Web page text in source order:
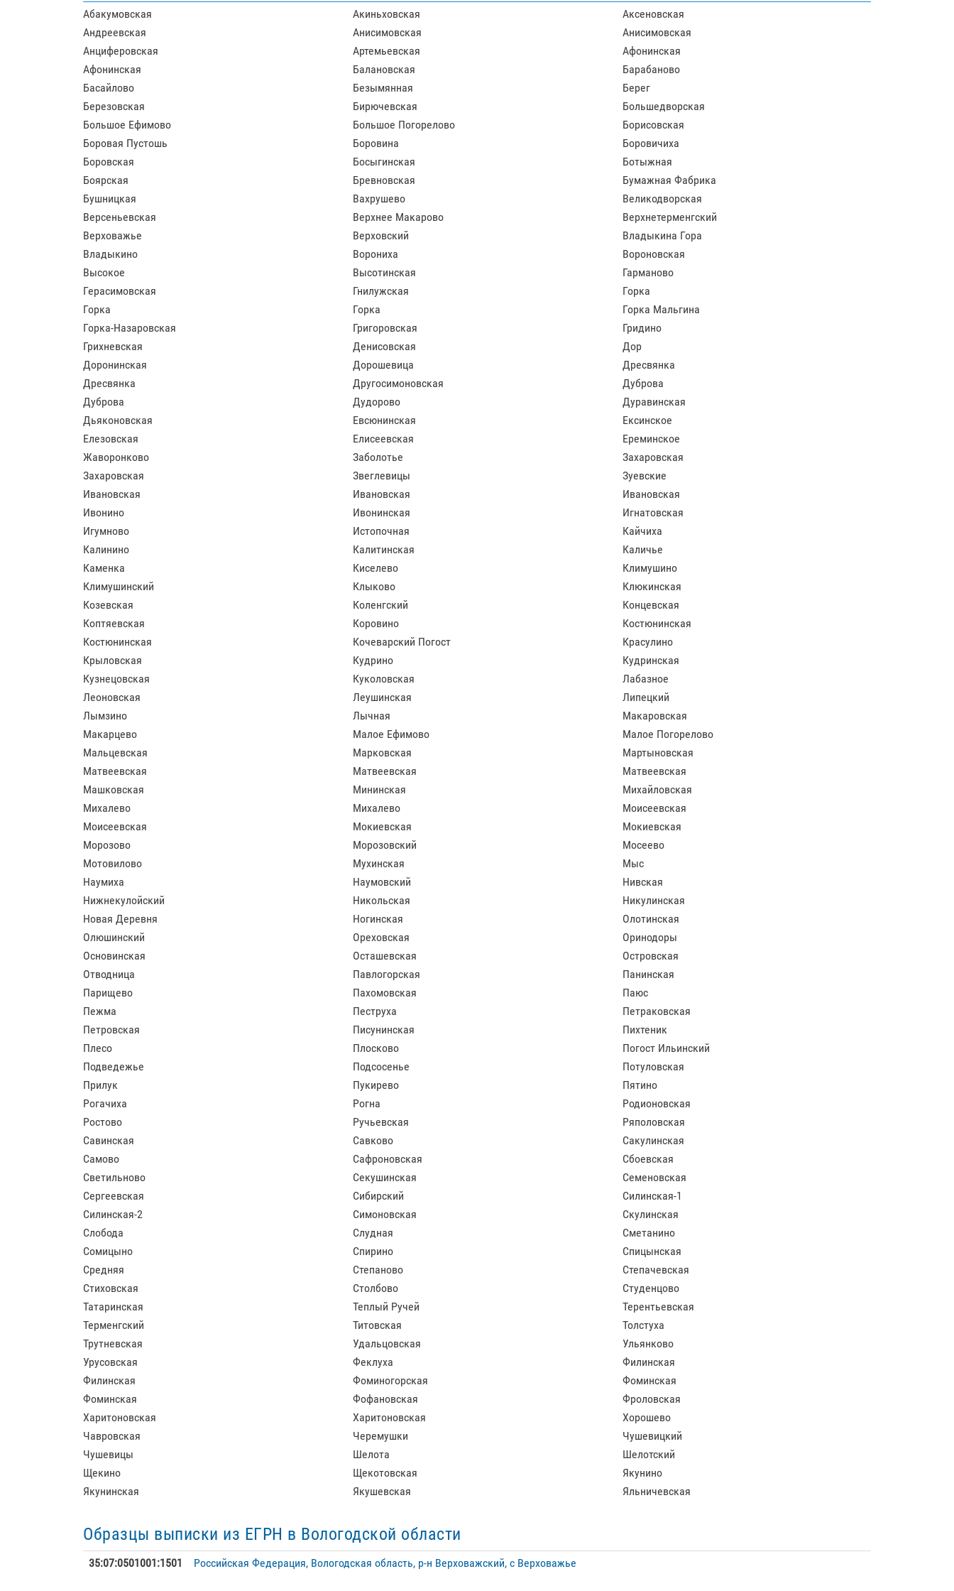
Абакумовская Акиньховская
Аксеновская
Андреевская
Анисимовская
Анисимовская
Анциферовская
Артемьевская
Афонинская
Афонинская
Балановская
Барабаново
Басайлово
Безымянная
Берег
Березовская
Бирючевская
Большедворская
Большое Ефимово
Большое Погорелово
Борисовская
Боровая Пустошь
Боровина
Боровичиха
Боровская
Босыгинская
Ботыжная
Боярская
Бревновская
Бумажная Фабрика
Бушницкая
Вахрушево
Великодворская
Версеньевская
Верхнее Макарово
Верхнетерменгский
Верховажье
Верховский
Владыкина Гора
Владыкино
Ворониха
Вороновская
Высокое
Высотинская
Гарманово
Герасимовская
Гнилужская
Горка
Горка
Горка
Горка Мальгина
Горка-Назаровская
Григоровская
Гридино
Грихневская
Денисовская
Дор
Доронинская
Дорошевица
Дресвянка
Дресвянка
Другосимоновская
Дуброва
Дуброва
Дудорово
Дуравинская
Дьяконовская
Евсюнинская
Ексинское
Елезовская
Елисеевская
Ереминское
Жаворонково
Заболотье
Захаровская
Захаровская
Звеглевицы
Зуевские
Ивановская
Ивановская
Ивановская
Ивонино
Ивонинская
Игнатовская
Игумново
Истопочная
Кайчиха
Калинино
Калитинская
Каличье
Каменка
Киселево
Климушино
Климушинский
Клыково
Клюкинская
Козевская
Коленгский
Концевская
Коптяевская
Коровино
Костюнинская
Костюнинская
Кочеварский Погост
Красулино
Крыловская
Кудрино
Кудринская
Кузнецовская
Куколовская
Лабазное
Леоновская
Леушинская
Липецкий
Лымзино
Лычная
Макаровская
Макарцево
Малое Ефимово
Малое Погорелово
Мальцевская
Марковская
Мартыновская
Матвеевская
Матвеевская
Матвеевская
Машковская
Мининская
Михайловская
Михалево
Михалево
Моисеевская
Моисеевская
Мокиевская
Мокиевская
Морозово
Морозовский
Мосеево
Мотовилово
Мухинская
Мыс
Наумиха
Наумовский
Нивская
Нижнекулойский
Никольская
Никулинская
Новая Деревня
Ногинская
Олотинская
Олюшинский
Ореховская
Оринодоры
Основинская
Осташевская
Островская
Отводница
Павлогорская
Панинская
Парищево
Пахомовская
Паюс
Пежма
Пеструха
Петраковская
Петровская
Писунинская
Пихтеник
Плесо
Плосково
Погост Ильинский
Подведежье
Подсосенье
Потуловская
Прилук
Пукирево
Пятино
Рогачиха
Рогна
Родионовская
Ростово
Ручьевская
Ряполовская
Савинская
Савково
Сакулинская
Самово
Сафроновская
Сбоевская
Светильново
Секушинская
Семеновская
Сергеевская
Сибирский
Силинская-1
Силинская-2
Симоновская
Скулинская
Слобода
Слудная
Сметанино
Сомицыно
Спирино
Спицынская
Средняя
Степаново
Степачевская
Стиховская
Столбово
Студенцово
Татаринская
Теплый Ручей
Терентьевская
Терменгский
Титовская
Толстуха
Трутневская
Удальцовская
Ульянково
Урусовская
Феклуха
Филинская
Филинская
Фоминогорская
Фоминская
Фоминская
Фофановская
Фроловская
Харитоновская
Харитоновская
Хорошево
Чавровская
Черемушки
Чушевицкий
Чушевицы
Шелота
Шелотский
Щекино
Щекотовская
Якунино
Якунинская
Якушевская Яльничевская
Образцы выписки из ЕГРН в Вологодской области
35:07:0501001:1501 Российская Федерация, Вологодская область, р-н Верховажский, с Верховажье